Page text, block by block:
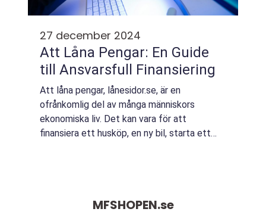
27 december 2024
Att Låna Pengar: En Guide
till Ansvarsfull Finansiering
Att låna pengar, lånesidor.se, är en
ofrånkomlig del av många människors
ekonomiska liv. Det kan vara för att
finansiera ett husköp, en ny bil, starta ett
MFSHOPEN.se